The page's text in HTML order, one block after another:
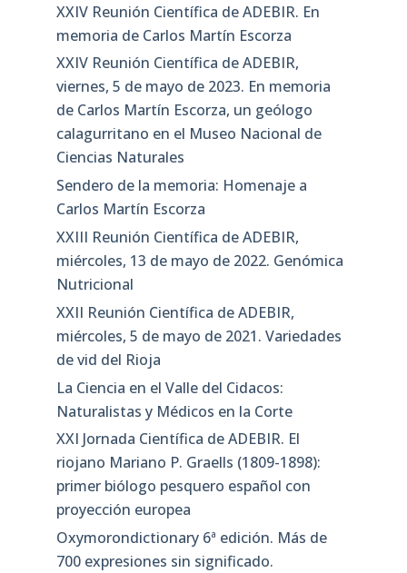
XXIV Reunión Científica de ADEBIR. En
memoria de Carlos Martín Escorza
XXIV Reunión Científica de ADEBIR,
viernes, 5 de mayo de 2023. En memoria
de Carlos Martín Escorza, un geólogo
calagurritano en el Museo Nacional de
Ciencias Naturales
Sendero de la memoria: Homenaje a
Carlos Martín Escorza
XXIII Reunión Científica de ADEBIR,
miércoles, 13 de mayo de 2022. Genómica
Nutricional
XXII Reunión Científica de ADEBIR,
miércoles, 5 de mayo de 2021. Variedades
de vid del Rioja
La Ciencia en el Valle del Cidacos:
Naturalistas y Médicos en la Corte
XXI Jornada Científica de ADEBIR. El
riojano Mariano P. Graells (1809-1898):
primer biólogo pesquero español con
proyección europea
Oxymorondictionary 6ª edición. Más de
700 expresiones sin significado.